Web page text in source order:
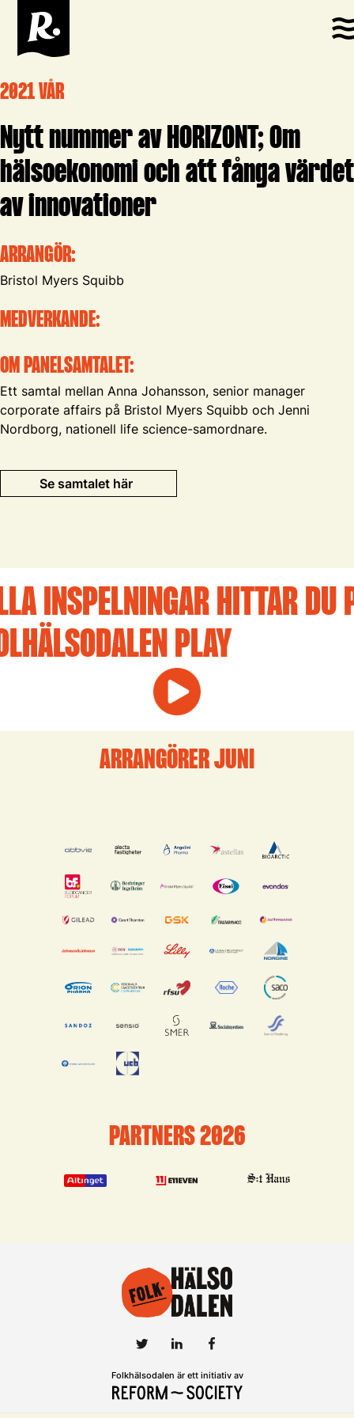
2021 VÅR
Nytt nummer av HORIZONT; Om
hälsoekonomi och att fånga värdet
av innovationer
ARRANGÖR:
Bristol Myers Squibb
MEDVERKANDE:
OM PANELSAMTALET:
Ett samtal mellan Anna Johansson, senior manager
corporate affairs på Bristol Myers Squibb och Jenni
Nordborg, nationell life science-samordnare.
Se samtalet här
INSPELNINGAR HITTAR DU
PLAY
ARRANGÖRER JUNI
PARTNERS 2026
Folkhälsodalen är ett initiativ av